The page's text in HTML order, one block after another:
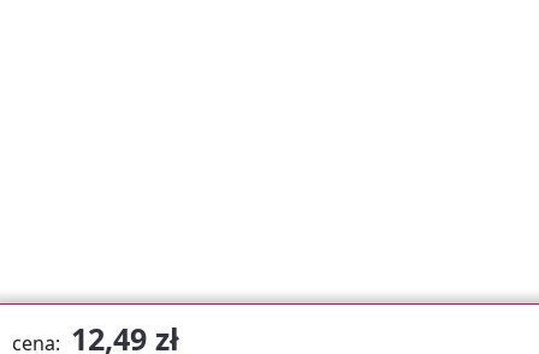
cena: 12,49 zł